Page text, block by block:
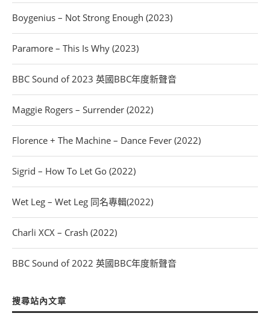
Boygenius – Not Strong Enough (2023)
Paramore – This Is Why (2023)
BBC Sound of 2023 英國BBC年度新聲音
Maggie Rogers – Surrender (2022)
Florence + The Machine – Dance Fever (2022)
Sigrid – How To Let Go (2022)
Wet Leg – Wet Leg 同名專輯(2022)
Charli XCX – Crash (2022)
BBC Sound of 2022 英國BBC年度新聲音
搜尋站內文章